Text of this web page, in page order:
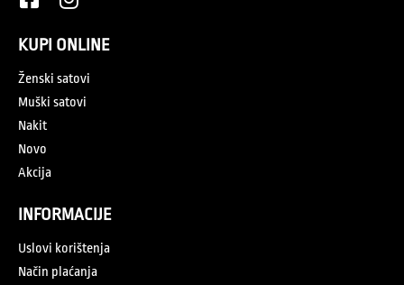
KUPI ONLINE
Ženski satovi
Muški satovi
Nakit
Novo
Akcija
INFORMACIJE
Uslovi korištenja
Način plaćanja